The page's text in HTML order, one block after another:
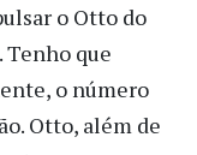
o Otto do
que
o número
Otto, além de